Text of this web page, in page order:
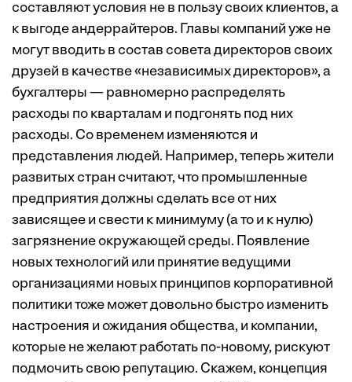
составляют условия не в пользу своих клиентов, а
к выгоде андеррайтеров. Главы компаний уже не
могут вводить в состав совета директоров своих
друзей в качестве «независимых директоров», а
бухгалтеры — равномерно распределять
расходы по кварталам и подгонять под них
расходы. Со временем изменяются и
представления людей. Например, теперь жители
развитых стран считают, что промышленные
предприятия должны сделать все от них
зависящее и свести к минимуму (а то и к нулю)
загрязнение окружающей среды. Появление
новых технологий или принятие ведущими
организациями новых принципов корпоративной
политики тоже может довольно быстро изменить
настроения и ожидания общества, и компании,
которые не желают работать по-новому, рискуют
подмочить свою репутацию. Скажем, концепция